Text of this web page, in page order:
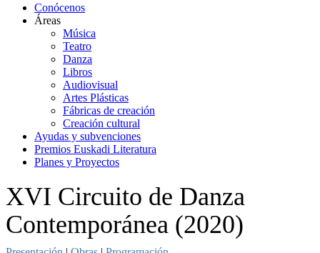
Conócenos
Áreas
Música
Teatro
Danza
Libros
Audiovisual
Artes Plásticas
Fábricas de creación
Creación cultural
Ayudas y subvenciones
Premios Euskadi Literatura
Planes y Proyectos
XVI Circuito de Danza
Contemporánea (2020)